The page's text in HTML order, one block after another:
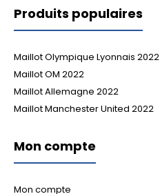
Produits populaires
Maillot Olympique Lyonnais 2022
Maillot OM 2022
Maillot Allemagne 2022
Maillot Manchester United 2022
Mon compte
Mon compte